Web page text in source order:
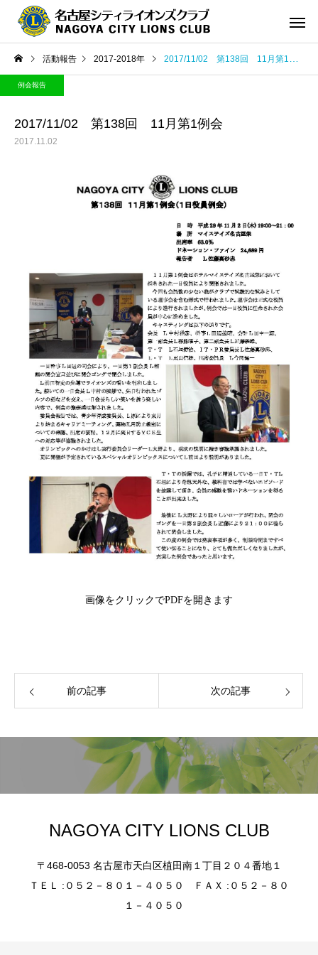
活動報告 2017-2018年 2017/11/02 第138回 11月第1例会
例会報告
2017/11/02 第138回 11月第1例会
2017.11.02
画像をクリックでPDFを開きます
前の記事 次の記事
NAGOYA CITY LIONS CLUB
〒468-0053 名古屋市天白区植田南１丁目２０４番地１
ＴＥＬ :０５２－８０１－４０５０ ＦＡＸ :０５２－８０
１－４０５０